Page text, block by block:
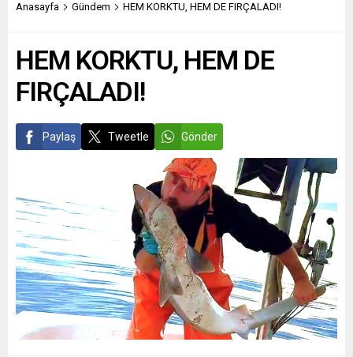
Anasayfa Gündem HEM KORKTU, HEM DE FIRÇALADI!
HEM KORKTU, HEM DE
FIRÇALADI!
Paylaş Tweetle Gönder